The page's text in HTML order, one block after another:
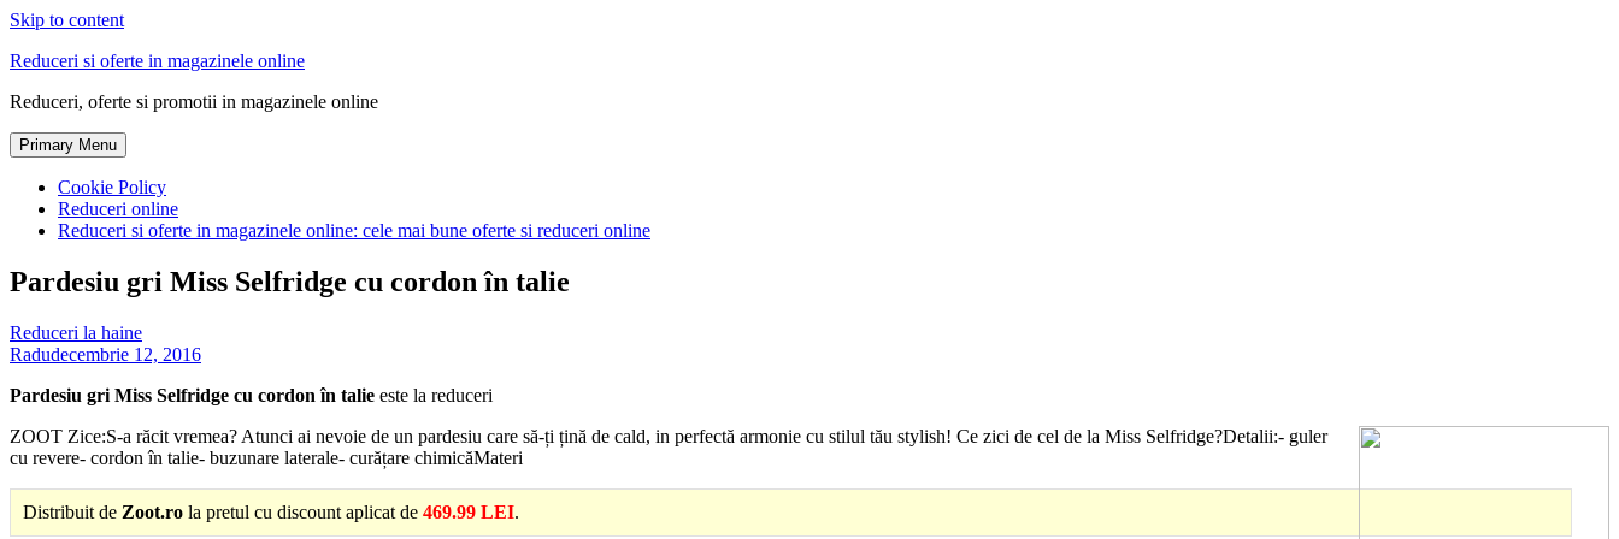
Skip to content
Reduceri si oferte in magazinele online
Reduceri, oferte si promotii in magazinele online
Primary Menu
Cookie Policy
Reduceri online
Reduceri si oferte in magazinele online: cele mai bune oferte si reduceri online
Pardesiu gri Miss Selfridge cu cordon în talie
Reduceri la haine
Radudecembrie 12, 2016
Pardesiu gri Miss Selfridge cu cordon în talie este la reduceri
ZOOT Zice:S-a răcit vremea? Atunci ai nevoie de un pardesiu care să-ți țină de cald, in perfectă armonie cu stilul tău stylish! Ce zici de cel de la Miss Selfridge?Detalii:- guler
cu revere- cordon în talie- buzunare laterale- curățare chimicăMateri
Distribuit de Zoot.ro la pretul cu discount aplicat de 469.99 LEI.